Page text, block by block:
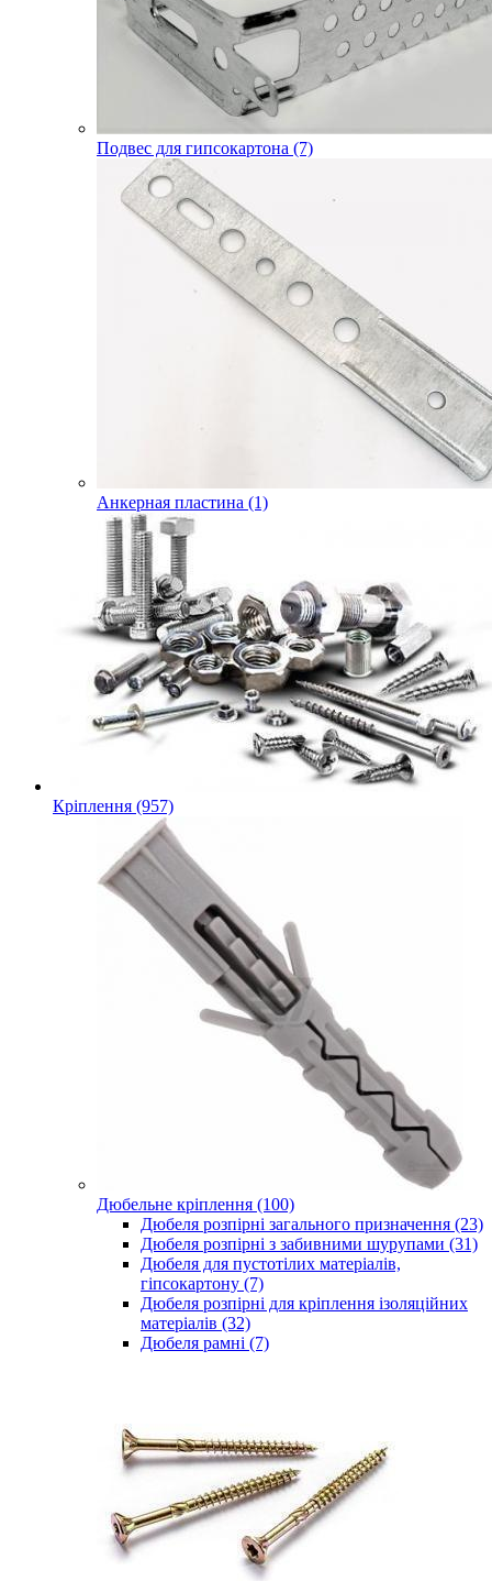
Подвес для гипсокартона (7)
Анкерная пластина (1)
Кріплення (957)
Дюбельне кріплення (100)
Дюбеля розпірні загального призначення (23)
Дюбеля розпірні з забивними шурупами (31)
Дюбеля для пустотілих матеріалів,
гіпсокартону (7)
Дюбеля розпірні для кріплення ізоляційних
матеріалів (32)
Дюбеля рамні (7)